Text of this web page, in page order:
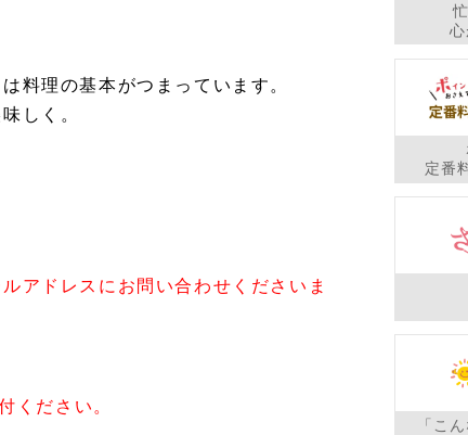
料理の基本がつまっています。
しく。
アドレスにお問い合わせくださいま
ください。
定番
「こ